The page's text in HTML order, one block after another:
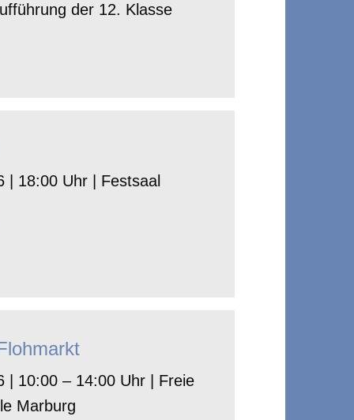
der 12. Klasse
| 18:00 Uhr | Festsaal
| 10:00 – 14:00 Uhr | Freie
Marburg